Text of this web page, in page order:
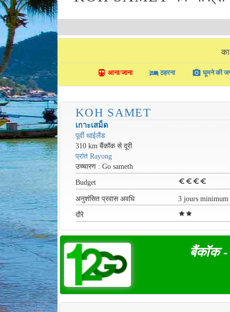
directions_transit आना/जाना local_hotelठहरना photo_camera घूमने की
KOH SAMET
เกาะเสม็ด
पूर्वी थाईलैंड
310 km बैंकॉक से दूरी
प्रांत Rayong
उच्चारण : Go sameth
Budget
euro euro euro euro
अनुशंसित प्रवास अवधि
3 jours minimum
दौरे
starstar
बैंकॉक